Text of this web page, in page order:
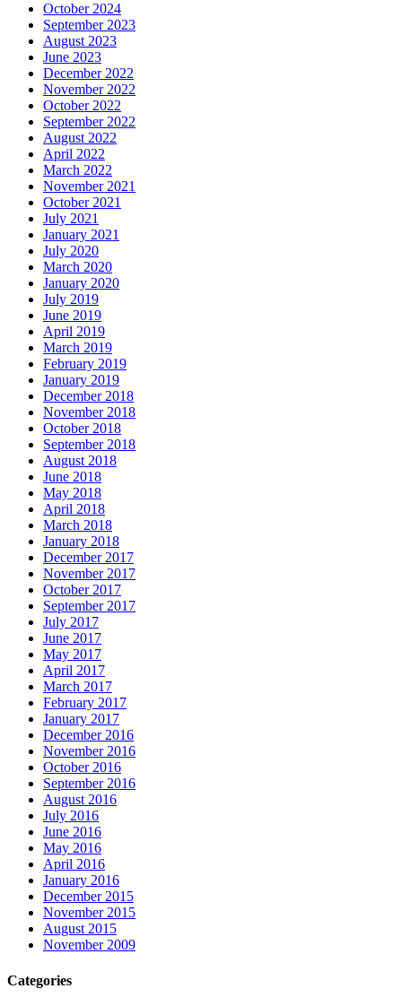
October 2024
September 2023
August 2023
June 2023
December 2022
November 2022
October 2022
September 2022
August 2022
April 2022
March 2022
November 2021
October 2021
July 2021
January 2021
July 2020
March 2020
January 2020
July 2019
June 2019
April 2019
March 2019
February 2019
January 2019
December 2018
November 2018
October 2018
September 2018
August 2018
June 2018
May 2018
April 2018
March 2018
January 2018
December 2017
November 2017
October 2017
September 2017
July 2017
June 2017
May 2017
April 2017
March 2017
February 2017
January 2017
December 2016
November 2016
October 2016
September 2016
August 2016
July 2016
June 2016
May 2016
April 2016
January 2016
December 2015
November 2015
August 2015
November 2009
Categories